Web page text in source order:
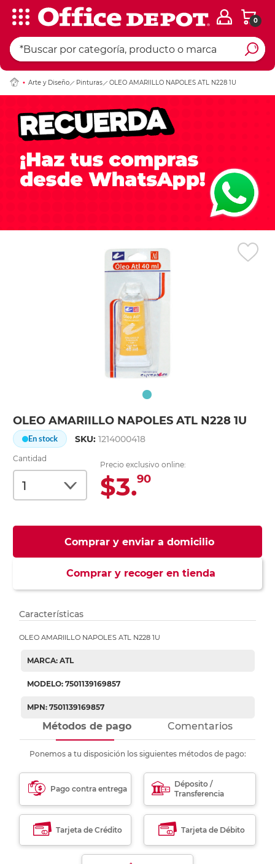
0
Arte y Diseño Pinturas OLEO AMARIILLO NAPOLES ATL N228 1U
OLEO AMARIILLO NAPOLES ATL N228 1U
En stock SKU:1214000418
Cantidad
Precio exclusivo online:
$3.90
Comprar y enviar a domicilio
Comprar y recoger en tienda
Ingresar Codigo
Características
OLEO AMARIILLO NAPOLES ATL N228 1U
MARCA: ATL
MODELO: 7501139169857
MPN: 7501139169857
Métodos de pago Comentarios
Ponemos a tu disposición los siguientes métodos de pago:
Pago contra entrega
Déposito /
Transferencia
Tarjeta de Crédito Tarjeta de Débito